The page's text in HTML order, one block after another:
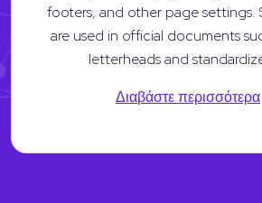
footers, and other page settings.
are used in official documents
letterheads and
Διαβάστε περισσότερα